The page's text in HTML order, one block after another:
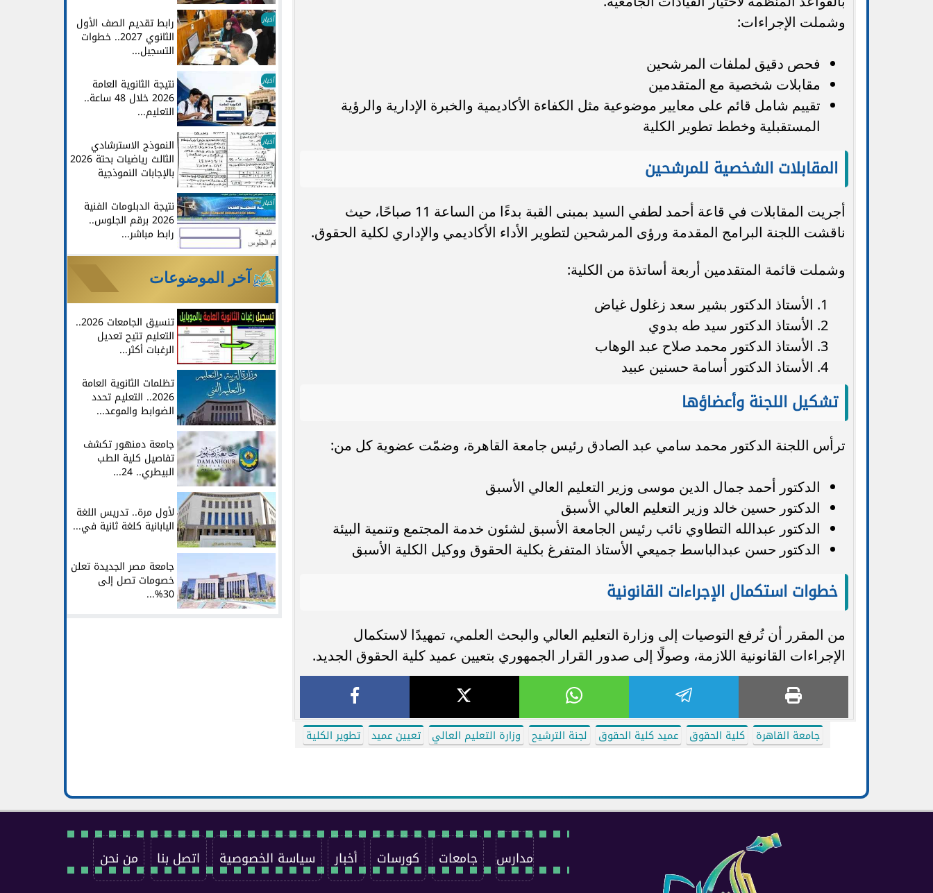
وشملت الإجراءات:
فحص دقيق لملفات المرشحين
مقابلات شخصية مع المتقدمين
تقييم شامل قائم على معايير موضوعية مثل الكفاءة الأكاديمية والخبرة الإدارية والرؤية
المستقبلية وخطط تطوير الكلية
المقابلات الشخصية للمرشحين
أجريت المقابلات في قاعة أحمد لطفي السيد بمبنى القبة بدءًا من الساعة 11 صباحًا، حيث
ناقشت اللجنة البرامج المقدمة ورؤى المرشحين لتطوير الأداء الأكاديمي والإداري لكلية الحقوق.
وشملت قائمة المتقدمين أربعة أساتذة من الكلية:
الأستاذ الدكتور بشير سعد زغلول غياض
الأستاذ الدكتور سيد طه بدوي
الأستاذ الدكتور محمد صلاح عبد الوهاب
الأستاذ الدكتور أسامة حسنين عبيد
تشكيل اللجنة وأعضاؤها
ترأس اللجنة الدكتور محمد سامي عبد الصادق رئيس جامعة القاهرة، وضمّت عضوية كل من:
الدكتور أحمد جمال الدين موسى وزير التعليم العالي الأسبق
الدكتور حسين خالد وزير التعليم العالي الأسبق
الدكتور عبدالله التطاوي نائب رئيس الجامعة الأسبق لشئون خدمة المجتمع وتنمية البيئة
الدكتور حسن عبدالباسط جميعي الأستاذ المتفرغ بكلية الحقوق ووكيل الكلية الأسبق
خطوات استكمال الإجراءات القانونية
من المقرر أن تُرفع التوصيات إلى وزارة التعليم العالي والبحث العلمي، تمهيدًا لاستكمال
الإجراءات القانونية اللازمة، وصولًا إلى صدور القرار الجمهوري بتعيين عميد كلية الحقوق الجديد.
جامعة القاهرة كلية الحقوق عميد كلية الحقوق لجنة الترشيح وزارة التعليم العالي تعيين عميد تطوير الكلية
أخبار رابط تقديم الصف الأول
الثانوي 2027.. خطوات
التسجيل...
أخبار نتيجة الثانوية العامة
2026 خلال 48 ساعة..
التعليم...
أخبار النموذج الاسترشادي
الثالث رياضيات بحتة 2026
بالإجابات النموذجية
أخبار نتيجة الدبلومات الفنية
2026 برقم الجلوس..
رابط مباشر...
آخر الموضوعات
تنسيق الجامعات 2026..
التعليم تتيح تعديل
الرغبات أكثر...
تظلمات الثانوية العامة
2026.. التعليم تحدد
الضوابط والموعد...
جامعة دمنهور تكشف
تفاصيل كلية الطب
البيطري.. 24...
لأول مرة.. تدريس اللغة
اليابانية كلغة ثانية في...
جامعة مصر الجديدة تعلن
خصومات تصل إلى
30%...
مدارس جامعات كورسات أخبار سياسة الخصوصية اتصل بنا من نحن